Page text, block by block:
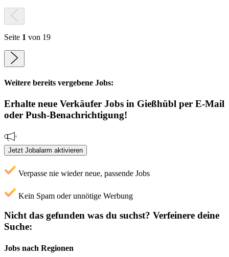
Seite 1 von 19
Weitere bereits vergebene Jobs:
Erhalte neue Verkäufer Jobs in Gießhübl per E-Mail
oder Push-Benachrichtigung!
Jetzt Jobalarm aktivieren
Verpasse nie wieder neue, passende Jobs
Kein Spam oder unnötige Werbung
Nicht das gefunden was du suchst? Verfeinere deine
Suche:
Jobs nach Regionen